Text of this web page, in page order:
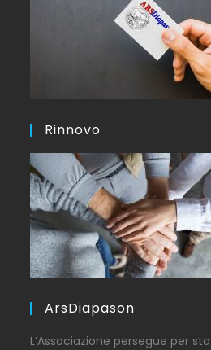
Rinnovo
ArsDiapason
L’Associazione persegue per